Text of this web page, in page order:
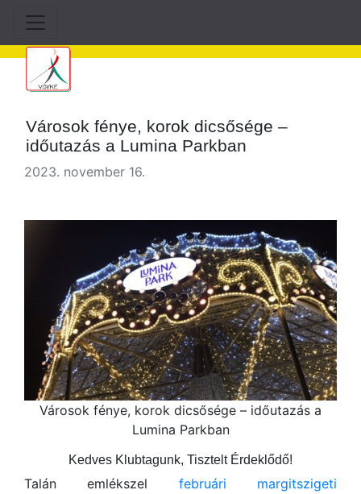
Városok fénye, korok dicsősége –
időutazás a Lumina Parkban
2023. november 16.
Városok fénye, korok dicsősége – időutazás a
Lumina Parkban
Kedves Klubtagunk, Tisztelt Érdeklődő!
Talán emlékszel februári margitszigeti